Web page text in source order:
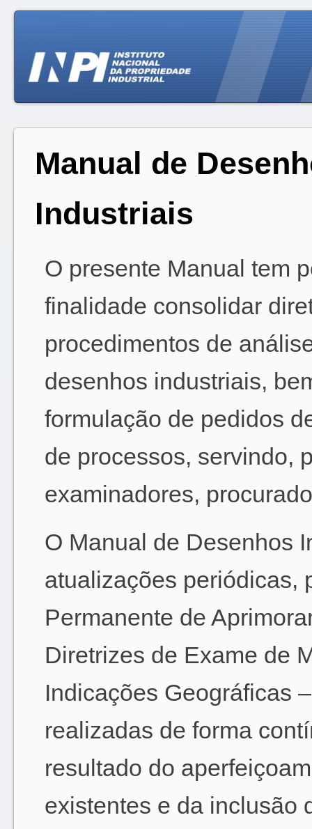
Manual de
Industriais
O presente Manual tem
finalidade consolidar
procedimentos de
desenhos industriais,
formulação de pedidos
de processos, servindo,
examinadores,
O Manual de Desenhos
atualizações periódicas,
Permanente de
Diretrizes de Exame de
Indicações Geográficas
realizadas de forma
resultado do
existentes e da inclusão